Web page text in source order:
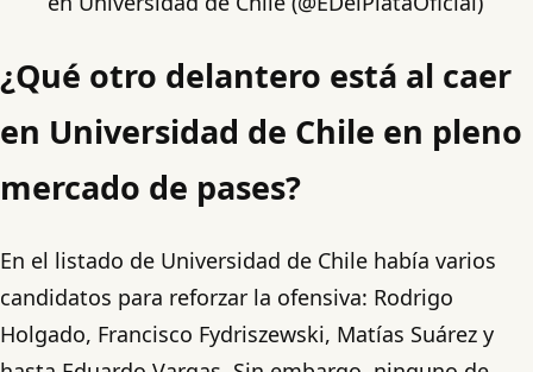
¿Qué otro delantero está al caer
en Universidad de Chile en pleno
mercado de pases?
En el listado de Universidad de Chile había varios
candidatos para reforzar la ofensiva: Rodrigo
Holgado, Francisco Fydriszewski, Matías Suárez y